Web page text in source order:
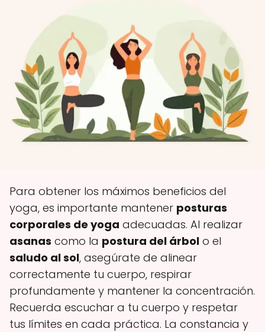
Para obtener los máximos beneficios del
yoga, es importante mantener posturas
corporales de yoga adecuadas. Al realizar
asanas como la postura del árbol o el
saludo al sol, asegúrate de alinear
correctamente tu cuerpo, respirar
profundamente y mantener la concentración.
Recuerda escuchar a tu cuerpo y respetar
tus límites en cada práctica. La constancia y